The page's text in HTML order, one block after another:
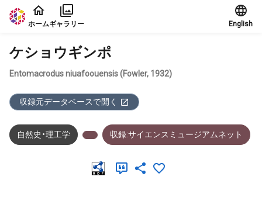
本文に飛ぶ
ホームギャラリー English
ケショウギンポ
Entomacrodus niuafoouensis (Fowler, 1932)
収録元データベースで開く
自然史・理工学 収録:サイエンスミュージアムネット